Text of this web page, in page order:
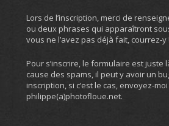
Lors de l’inscription, merci de
ou deux phrases qui apparaîtront
vous ne l’avez pas déjà fait, courrez-y !
Pour s’inscrire, le formulaire est juste
cause des spams, il peut y avoir un
inscription, si c’est le cas, envoyez-
philippe(a)photofloue.net.